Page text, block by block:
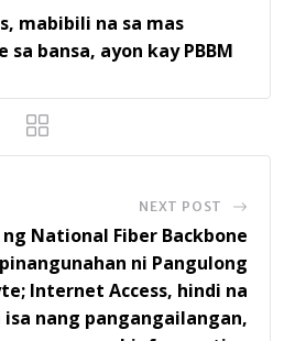
mabibili na sa mas
bansa, ayon kay PBBM
NEXT POST
National Fiber Backbone
ni Pangulong
Internet Access, hindi na
nang pangangailangan,